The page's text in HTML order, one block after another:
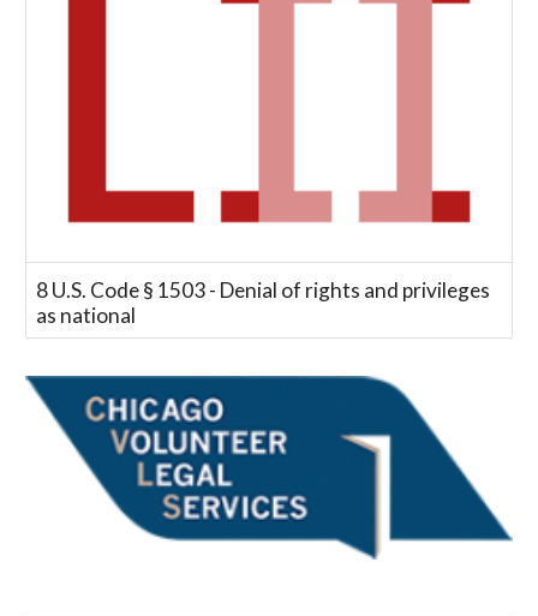
8 U.S. Code § 1503 - Denial of rights and privileges
as national